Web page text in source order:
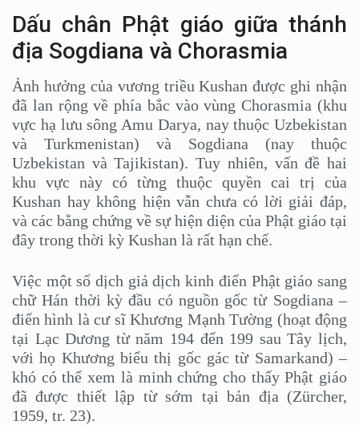
Dấu chân Phật giáo giữa thánh
địa Sogdiana và Chorasmia
Ảnh hưởng của vương triều Kushan được ghi nhận
đã lan rộng về phía bắc vào vùng Chorasmia (khu
vực hạ lưu sông Amu Darya, nay thuộc Uzbekistan
và Turkmenistan) và Sogdiana (nay thuộc
Uzbekistan và Tajikistan). Tuy nhiên, vấn đề hai
khu vực này có từng thuộc quyền cai trị của
Kushan hay không hiện vẫn chưa có lời giải đáp,
và các bằng chứng về sự hiện diện của Phật giáo tại
đây trong thời kỳ Kushan là rất hạn chế.
Việc một số dịch giả dịch kinh điển Phật giáo sang
chữ Hán thời kỳ đầu có nguồn gốc từ Sogdiana –
điển hình là cư sĩ Khương Mạnh Tường (hoạt động
tại Lạc Dương từ năm 194 đến 199 sau Tây lịch,
với họ Khương biểu thị gốc gác từ Samarkand) –
khó có thể xem là minh chứng cho thấy Phật giáo
đã được thiết lập từ sớm tại bản địa (Zürcher,
1959, tr. 23).